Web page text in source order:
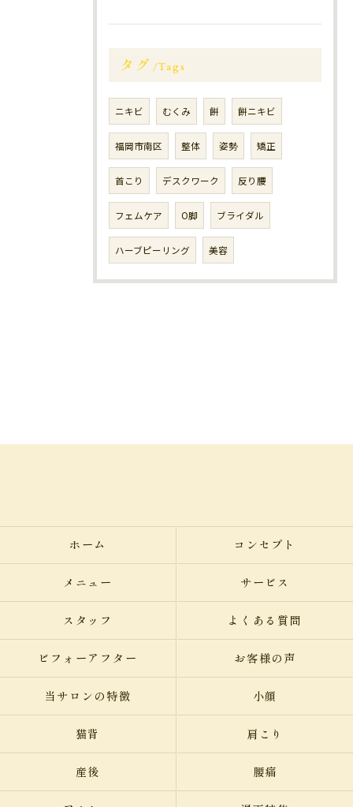
タグ Tags
ニキビ むくみ 餅 餅ニキビ
福岡市南区 整体 姿勢 矯正
首こり デスクワーク 反り腰
フェムケア O脚 ブライダル
ハーブピーリング 美容
ホーム コンセプト
メニュー サービス
スタッフ よくある質問
ビフォーアフター お客様の声
当サロンの特徴 小顔
猫背 肩こり
産後 腰痛